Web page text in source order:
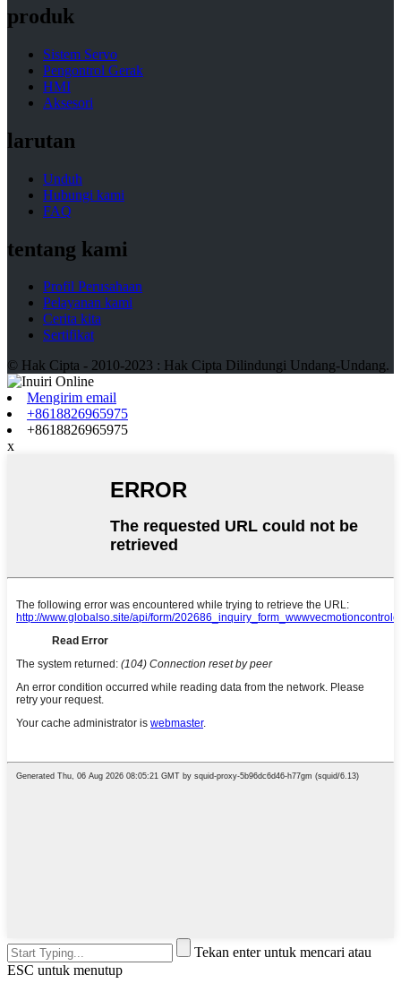
produk
Sistem Servo
Pengontrol Gerak
HMI
Aksesori
larutan
Unduh
Hubungi kami
FAQ
tentang kami
Profil Perusahaan
Pelayanan kami
Cerita kita
Sertifikat
© Hak Cipta - 2010-2023 : Hak Cipta Dilindungi Undang-Undang.
Mengirim email
+8618826965975
+8618826965975
x
Tekan enter untuk mencari atau
ESC untuk menutup